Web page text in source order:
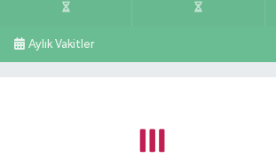
Aylık Vakitler